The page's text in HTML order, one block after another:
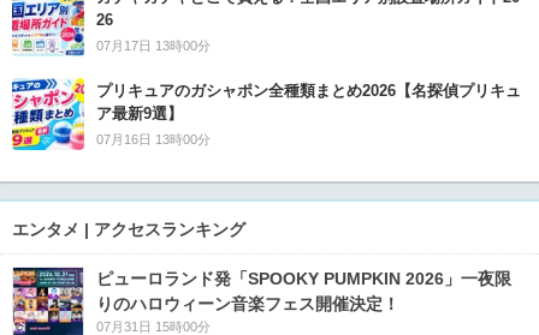
26
07月17日 13時00分
プリキュアのガシャポン全種類まとめ2026【名探偵プリキュ
ア最新9選】
07月16日 13時00分
エンタメ | アクセスランキング
ピューロランド発「SPOOKY PUMPKIN 2026」一夜限
りのハロウィーン音楽フェス開催決定！
07月31日 15時00分